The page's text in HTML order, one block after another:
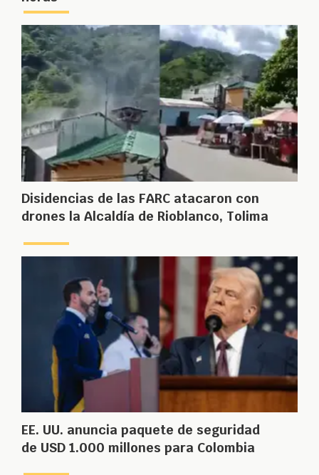
Disidencias de las FARC atacaron con
drones la Alcaldía de Rioblanco, Tolima
EE. UU. anuncia paquete de seguridad
de USD 1.000 millones para Colombia